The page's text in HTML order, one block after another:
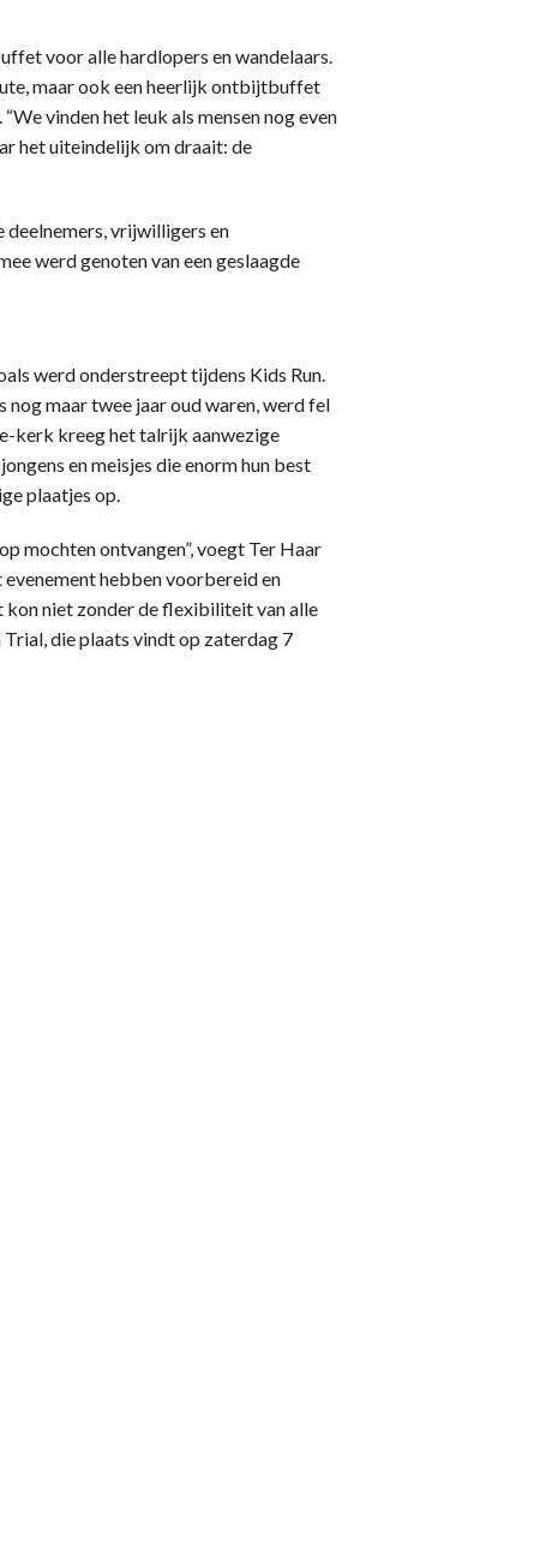
voor alle hardlopers en wandelaars.
maar ook een heerlijk ontbijtbuffet
vinden het leuk als mensen nog even
het uiteindelijk om draait: de
vrijwilligers en
werd genoten van een geslaagde
werd onderstreept tijdens Kids Run.
maar twee jaar oud waren, werd fel
kerk kreeg het talrijk aanwezige
en meisjes die enorm hun best
plaatjes op.
mochten ontvangen”, voegt Ter Haar
hebben voorbereid en
kon niet zonder de flexibiliteit van alle
die plaats vindt op zaterdag 7